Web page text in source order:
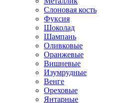
Слоновая кость
Фуксия
Шоколад
Шампань
Оливковые
Оранжевые
Вишневые
Изумрудные
Венге
Ореховые
Янтарные